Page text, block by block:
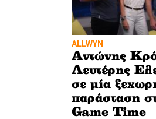
ALLWYN
Αντώνης
Λευτέρης
σε μία
παράσταση
Game Time